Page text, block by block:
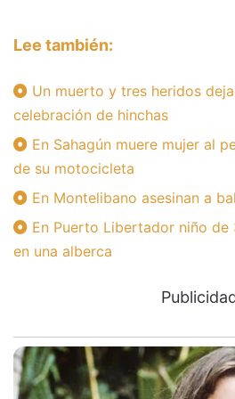
Lee también:
Un muerto y tres heridos
celebración de hinchas
En Sahagún muere mujer al
de su motocicleta
En Montelibano asesinan a
En Puerto Libertador niño de
en una alberca